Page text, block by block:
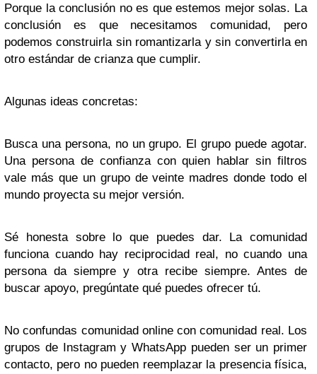
Porque la conclusión no es que estemos mejor solas. La
conclusión es que necesitamos comunidad, pero
podemos construirla sin romantizarla y sin convertirla en
otro estándar de crianza que cumplir.
Algunas ideas concretas:
Busca una persona, no un grupo. El grupo puede agotar.
Una persona de confianza con quien hablar sin filtros
vale más que un grupo de veinte madres donde todo el
mundo proyecta su mejor versión.
Sé honesta sobre lo que puedes dar. La comunidad
funciona cuando hay reciprocidad real, no cuando una
persona da siempre y otra recibe siempre. Antes de
buscar apoyo, pregúntate qué puedes ofrecer tú.
No confundas comunidad online con comunidad real. Los
grupos de Instagram y WhatsApp pueden ser un primer
contacto, pero no pueden reemplazar la presencia física,